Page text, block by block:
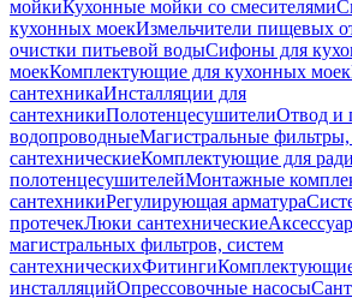
мойкиКухонные мойки со смесителями
кухонных моекИзмельчители пищевых
очистки питьевой водыСифоны для
моекКомплектующие для кухонных моек
сантехникаИнсталляции для
сантехникиПолотенцесушителиОтвод и
водопроводныеМагистральные
сантехническиеКомплектующие для
полотенцесушителейМонтажные
сантехникиРегулирующая арматура
протечекЛюки сантехнические
магистральных фильтров, систем
сантехническихФитинги
инсталляцийОпрессовочные насосы